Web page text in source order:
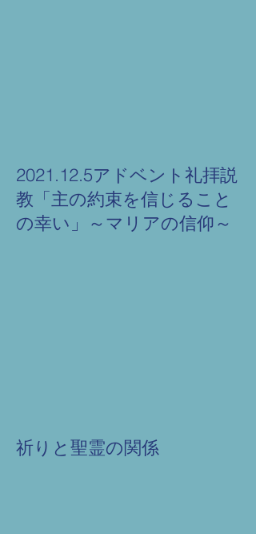
2021.12.5アドベント礼拝説
教「主の約束を信じること
の幸い」～マリアの信仰～
祈りと聖霊の関係